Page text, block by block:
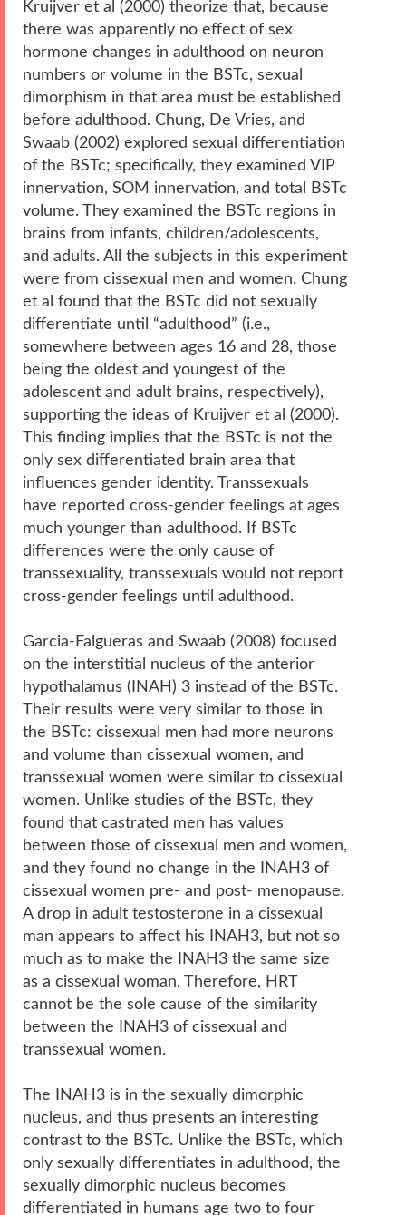
Kruijver et al (2000) theorize that, because
there was apparently no effect of sex
hormone changes in adulthood on neuron
numbers or volume in the BSTc, sexual
dimorphism in that area must be established
before adulthood. Chung, De Vries, and
Swaab (2002) explored sexual differentiation
of the BSTc; specifically, they examined VIP
innervation, SOM innervation, and total BSTc
volume. They examined the BSTc regions in
brains from infants, children/adolescents,
and adults. All the subjects in this experiment
were from cissexual men and women. Chung
et al found that the BSTc did not sexually
differentiate until “adulthood” (i.e.,
somewhere between ages 16 and 28, those
being the oldest and youngest of the
adolescent and adult brains, respectively),
supporting the ideas of Kruijver et al (2000).
This finding implies that the BSTc is not the
only sex differentiated brain area that
influences gender identity. Transsexuals
have reported cross-gender feelings at ages
much younger than adulthood. If BSTc
differences were the only cause of
transsexuality, transsexuals would not report
cross-gender feelings until adulthood.
Garcia-Falgueras and Swaab (2008) focused
on the interstitial nucleus of the anterior
hypothalamus (INAH) 3 instead of the BSTc.
Their results were very similar to those in
the BSTc: cissexual men had more neurons
and volume than cissexual women, and
transsexual women were similar to cissexual
women. Unlike studies of the BSTc, they
found that castrated men has values
between those of cissexual men and women,
and they found no change in the INAH3 of
cissexual women pre- and post- menopause.
A drop in adult testosterone in a cissexual
man appears to affect his INAH3, but not so
much as to make the INAH3 the same size
as a cissexual woman. Therefore, HRT
cannot be the sole cause of the similarity
between the INAH3 of cissexual and
transsexual women.
The INAH3 is in the sexually dimorphic
nucleus, and thus presents an interesting
contrast to the BSTc. Unlike the BSTc, which
only sexually differentiates in adulthood, the
sexually dimorphic nucleus becomes
differentiated in humans age two to four